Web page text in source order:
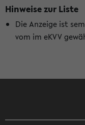
Hinweise zur Liste
Die Anzeige ist
vom im eKVV